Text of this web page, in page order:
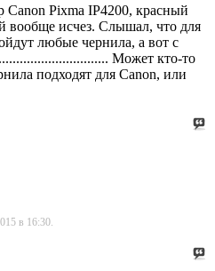
Pixma IP4200, красный
вообще исчез. Слышал, что для
любые чернила, а вот с
Может кто-то
подходят для Canon, или
в 16:30